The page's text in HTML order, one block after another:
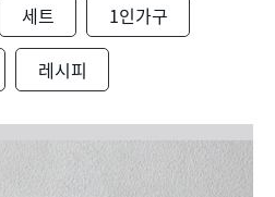
세트 1인가구
레시피